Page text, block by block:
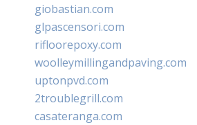
giobastian.com
glpascensori.com
rifloorepoxy.com
woolleymillingandpaving.com
uptonpvd.com
2troublegrill.com
casateranga.com